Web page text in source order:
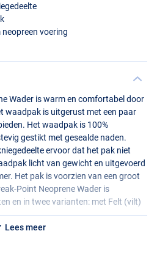
voering
Wader is warm en comfortabel door
waadpak is uitgerust met een paar
Het waadpak is 100%
gestikt met gesealde naden.
ervoor dat het pak niet
licht van gewicht en uitgevoerd
Het pak is voorzien van een groot
Point Neoprene Wader is
en in twee varianten: met Felt (vilt)
Lees meer